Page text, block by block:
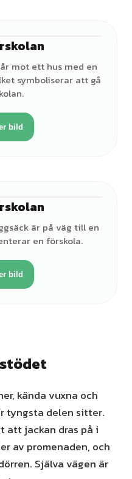
mot ett hus med en
symboliserar att gå
bild
är på väg till en
en förskola.
bild
kända vuxna och
tyngsta delen sitter.
att jackan dras på i
av promenaden, och
Själva vägen är